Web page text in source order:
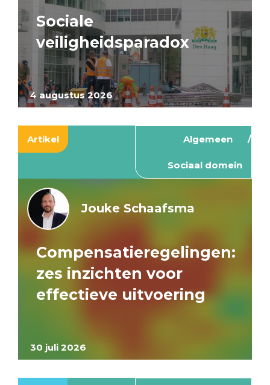
4 augustus 2026
Sociale
veiligheidsparadox
Artikel Algemeen
Sociaal domein
30 juli 2026
Jouke Schaafsma
Compensatieregelingen:
zes inzichten voor
effectieve uitvoering